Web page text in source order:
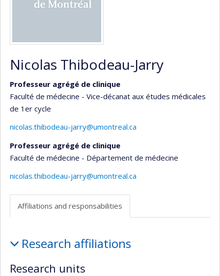
Nicolas Thibodeau-Jarry
Professeur agrégé de clinique
Faculté de médecine - Vice-décanat aux études médicales
de 1er cycle
nicolas.thibodeau-jarry@umontreal.ca
Professeur agrégé de clinique
Faculté de médecine - Département de médecine
nicolas.thibodeau-jarry@umontreal.ca
Affiliations and responsabilities
and
responsabilities
Research affiliations
Research units